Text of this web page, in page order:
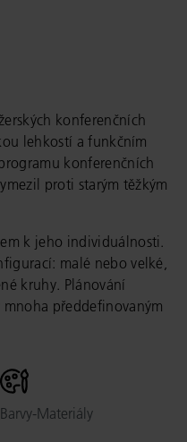
konferenčních
lehkostí a funkčním
konferenčních
proti starým těžkým
k jeho individuálnosti.
malé nebo velké,
kruhy. Plánování
předdefinovaným
Barvy-Materiály